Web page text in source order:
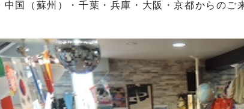
中国（蘇州）・千葉・兵庫・大阪・京都からの